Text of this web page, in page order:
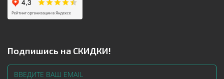
Подпишись на СКИДКИ!